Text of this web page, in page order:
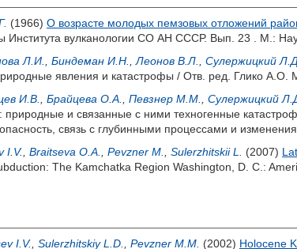
(1966) О возрасте молодых пемзовых отложений
Института вулканологии СО АН СССР. Вып. 23 . М.:
Л.И. Биндеман И.Н. Леонов В.Л. Сулержицкий
явления и катастрофы / Отв. ред. Глико А.О.
И.В. Брайцева О.А. Певзнер М.М. Сулержицкий
и связанные с ними техногенные
опасность, связь с глубинными процессами и
I.V. Braitseva O.A. Pevzner M. Sulerzhitskii L. (2007)
The Kamchatka Region Washington, D. C.:
I.V. Sulerzhitskiy L.D. Pevzner M.M. (2002) Holocene